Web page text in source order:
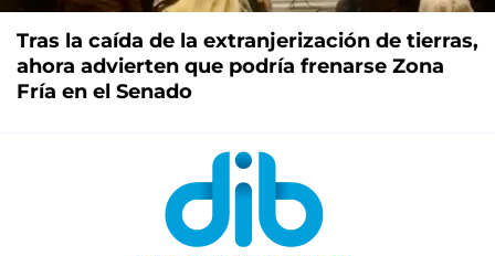
Tras la caída de la extranjerización de tierras,
ahora advierten que podría frenarse Zona
Fría en el Senado